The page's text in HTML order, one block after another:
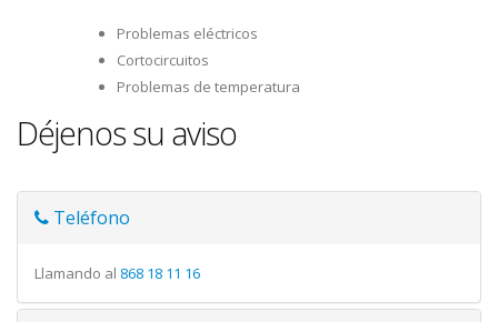
Problemas eléctricos
Cortocircuitos
Problemas de temperatura
Déjenos su aviso
Teléfono
Llamando al 868 18 11 16